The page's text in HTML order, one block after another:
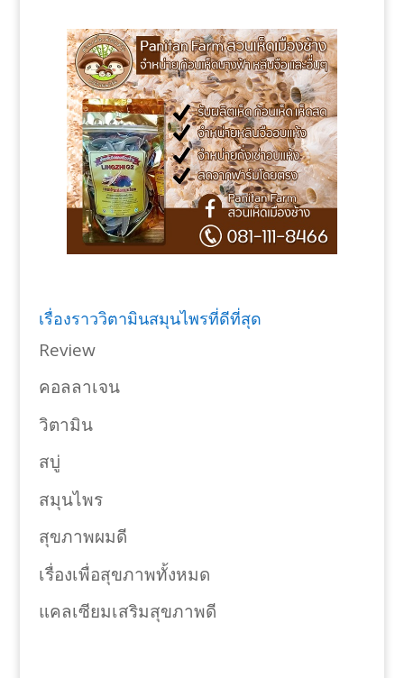
เรื่องราววิตามินสมุนไพรที่ดีที่สุด
Review
คอลลาเจน
วิตามิน
สบู่
สมุนไพร
สุขภาพผมดี
เรื่องเพื่อสุขภาพทั้งหมด
แคลเซียมเสริมสุขภาพดี